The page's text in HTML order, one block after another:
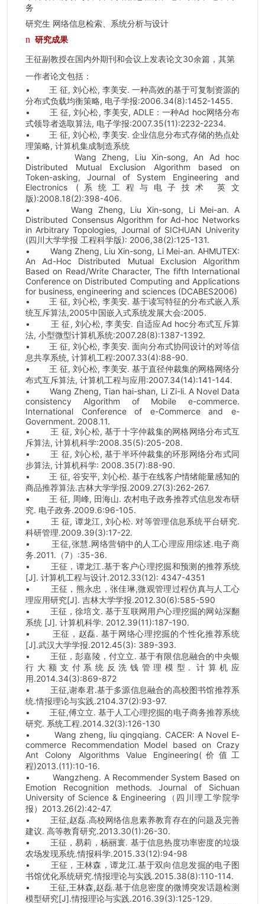
务
研究生 网络信息检索、系统分析与设计
n 研究成果
王征副教授在国内外期刊和会议上发表论文30余篇，其第
一作者论文包括：
•
王 征, 刘心松, 李美安. 一种高效的基于可复制资源的
分布式负载均衡策略, 电子学报:2006.34(8):1452-1455.
•
王 征, 刘心松, 李美安, ADLE：一种Ad hoc网络分布
式领导者选取算法, 电子学报:2007.35(11):2232-2234.
•
王 征, 刘心松, 李美安. 企业信息分布式存储的热点处
理策略, 计算机集成制造系统
•
Wang Zheng, Liu Xin-song, An Ad hoc
Distributed Mutual Exclusion Algorithm based on
Token-asking, Journal of System Engineering and
Electronics (系统工程与电子技术 英文
版):2008.18(2):398-406.
•
Wang Zheng, Liu Xin-song, Li Mei-an. A
Distributed Consensus Algorithm for Ad-hoc Networks
in Arbitrary Topologies, Journal of SICHUAN Univerity
(四川大学学报 工程科学版): 2006,38(2):125-131.
•
Wang Zheng, Liu Xin-song, Li Mei-an. AHMUTEX:
An Ad-Hoc Distributed Mutual Exclusion Algorithm
Based on Read/Write Character, The fifth International
Conference on Distributed Computing and Applications
for business, engineering and sciences (DCABES2006)
•
王 征, 刘心松, 李美安. 基于读写特征的分布式嵌入系
统互斥算法,2005中国嵌入式系统发展大会:2005.
•
王 征, 刘心松, 李美安. 自适应Ad hoc分布式互斥算
法, 小型微型计算机系统:2007.28(8):1387-1392.
•
王 征, 刘心松, 李美安. 面向分布式协同设计的对等信
息共享系统, 计算机工程:2007.33(4):88-90.
•
王 征, 刘心松, 李美安. 基于直径仲裁集的网格网络分
布式互斥算法, 计算机工程与应用:2007.34(14):141-144.
•
Wang Zheng, Tian hai-shan, Li Zi-li. A Novel Data
consistency Algorithm of Mobile e-commerce.
International Conference of e-Commerce and e-
Government. 2008.11.
•
王 征, 刘心松, 基于十字仲裁集的网格网络分布式互
斥算法, 计算机科学:2008.35(5):205-208.
•
王 征, 刘心松, 基于半环仲裁集的环形网络分布式同
步算法, 计算机科学: 2008.35(7):88-90.
•
王 征, 谷安平, 刘心松. 基于在线客户情绪能量感知的
商品推荐算法.吉林大学学报.2009.27(3):262-267.
•
王 征, 周峰, 田海山. 农村电子政务推荐式信息发布研
究. 电子政务.2009.6:96-105.
•
王 征, 谭龙江, 刘心松. 对等管理信息系统平台研究.
科研管理.2009.39(3):17-22.
•
王征,张慧.网络营销中的人工心理应用综述.电子商
务.2011.（7）:35-36.
•
王征，谭龙江.基于客户心理挖掘和预测的推荐系统
[J]. 计算机工程与设计.2012.33(12): 4347-4351
•
王征，熊永忠，张佳琳,微观管理过程仿真与人工心
理应用研究[J]. 吉林大学学报.2012.30(6):585-590
•
王征，徐培文. 基于互联网用户心理挖掘的网站深翻
系统 [J]. 计算机科学. 2012.39(11):187-190.
•
王征，赵磊. 基于网络心理挖掘的个性化推荐系统
[J].武汉大学学报.2012.45(3): 389-393.
•
王征，彭嘉陵，付立立. 基于有限信息融合的中央银
行大额支付系统反洗钱管理模型. 计算机应
用.2014.34(3):869-872
•
王征,谢奉君.基于多源信息融合的高校图书馆推荐系
统.情报理论与实践.2104.37(2):93-97.
•
王征,傅立立. 基于人工心理挖掘的电子商务推荐系统
研究. 系统工程.2014.32(3):126-130
•
Wang zheng, liu qingqiang. CACER: A Novel E-
commerce Recommendation Model based on Crazy
Ant Colony Algorithms Value Engineering( 价值工
程)2013.(11):10-16.
•
Wangzheng. A Recommender System Based on
Emotion Recognition methods. Journal of Sichuan
University of Science & Engineering （四川理工学院学
报）2013.26(2):42-47.
•
王征,赵磊.高校网络信息素养教育存在的问题及完善
建议. 高等教育研究.2013.30(1):26-30.
•
王征，易莉，杨丽寰. 基于信息热度功率密度的垃圾
农场发现系统.情报科学.2015.33(12):94-98
•
王征，王林森，谭龙江.基于双向信息发掘的电子图
书馆优化系统研究.情报理论与实践.2015.38(8):110-114.
•
王征,王林森,赵磊.基于信息密度的微博突发话题检测
模型研究[J].情报理论与实践.2016.39(3):125-129.